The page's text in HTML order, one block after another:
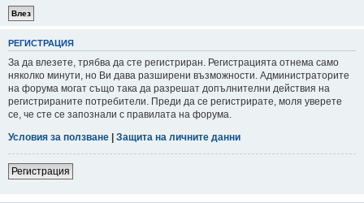
РЕГИСТРАЦИЯ
За да влезете, трябва да сте регистриран. Регистрацията отнема само
няколко минути, но Ви дава разширени възможности. Администраторите
на форума могат също така да разрешат допълнителни действия на
регистрираните потребители. Преди да се регистрирате, моля уверете
се, че сте се запознали с правилата на форума.
Условия за ползване | Защита на личните данни
Регистрация